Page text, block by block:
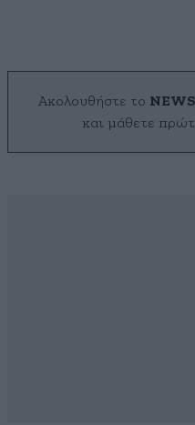
Ακολουθήστε το
και μάθετε